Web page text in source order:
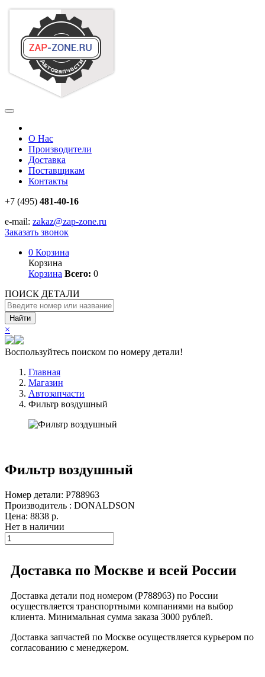
О Нас
Производители
Доставка
Поставщикам
Контакты
+7 (495) 481-40-16
e-mail: zakaz@zap-zone.ru
Заказать звонок
0 Корзина
Корзина
Корзина Всего: 0
ПОИСК ДЕТАЛИ
Найти
×
Воспользуйтесь поиском по номеру детали!
Главная
Магазин
Автозапчасти
Фильтр воздушный
Фильтр воздушный
Номер детали: P788963
Производитель : DONALDSON
Цена: 8838 р.
Нет в наличии
Доставка по Москве и всей России
Доставка детали под номером (P788963) по России
осуществляется транспортными компаниями на выбор
клиента. Минимальная сумма заказа 3000 рублей.
Доставка запчастей по Москве осуществляется курьером по
согласованию с менеджером.